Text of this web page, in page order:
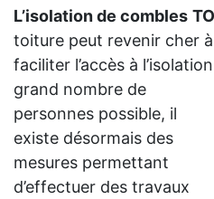
L’isolation de combles
toiture peut revenir cher
faciliter l’accès à
grand nombre de
personnes possible, il
existe désormais des
mesures permettant
d’effectuer des travaux